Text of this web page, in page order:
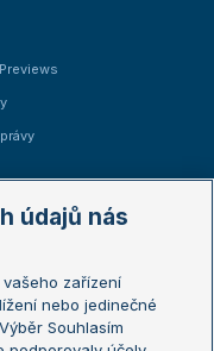
Open
údajů nás
zařízení
nebo jedinečné
Souhlasím